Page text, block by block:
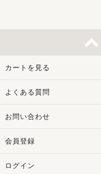
カートを見る
よくある質問
お問い合わせ
会員登録
ログイン